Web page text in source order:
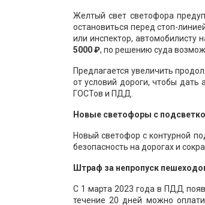
Желтый свет светофора
остановиться перед стоп-
или инспектор, автомобилисту
5000 ₽, по решению суда
Предлагается увеличить
от условий дороги, чтобы дать
ГОСТов и ПДД.
Новые светофоры с
Новый светофор с контурной
безопасность на дорогах и
Штраф за непропуск
С 1 марта 2023 года в ПДД
течение 20 дней можно